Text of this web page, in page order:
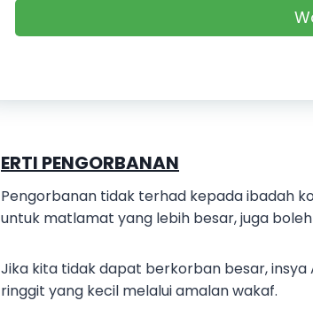
ERTI PENGORBANAN
Pengorbanan tidak terhad kepada ibadah
untuk matlamat yang lebih besar, juga
Jika kita tidak dapat berkorban besar,
ringgit yang kecil melalui amalan wakaf.